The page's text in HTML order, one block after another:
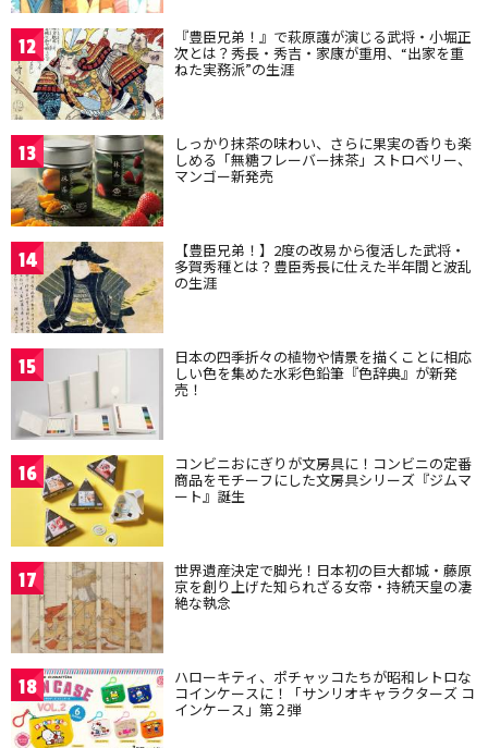
12 『豊臣兄弟！』で萩原護が演じる武将・小堀正
次とは？秀長・秀吉・家康が重用、“出家を重
ねた実務派”の生涯
13 しっかり抹茶の味わい、さらに果実の香りも楽
しめる「無糖フレーバー抹茶」ストロベリー、
マンゴー新発売
14 【豊臣兄弟！】2度の改易から復活した武将・
多賀秀種とは？豊臣秀長に仕えた半年間と波乱
の生涯
15 日本の四季折々の植物や情景を描くことに相応
しい色を集めた水彩色鉛筆『色辞典』が新発
売！
16 コンビニおにぎりが文房具に！コンビニの定番
商品をモチーフにした文房具シリーズ『ジムマ
ート』誕生
17 世界遺産決定で脚光！日本初の巨大都城・藤原
京を創り上げた知られざる女帝・持統天皇の凄
絶な執念
18 ハローキティ、ポチャッコたちが昭和レトロな
コインケースに！「サンリオキャラクターズ コ
インケース」第２弾